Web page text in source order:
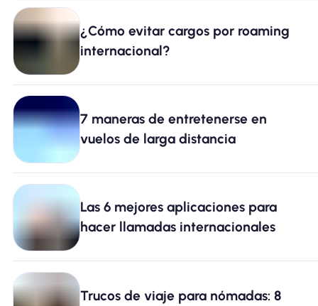
¿Cómo evitar cargos por roaming
internacional?
7 maneras de entretenerse en
vuelos de larga distancia
Las 6 mejores aplicaciones para
hacer llamadas internacionales
Trucos de viaje para nómadas: 8